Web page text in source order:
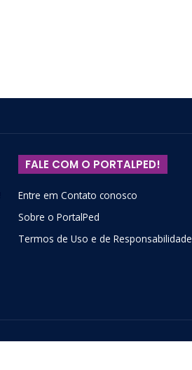
FALE COM O PORTALPED!
Entre em Contato conosco
Sobre o PortalPed
Termos de Uso e de Responsabilidade